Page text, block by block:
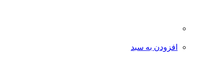
افزودن به سبد